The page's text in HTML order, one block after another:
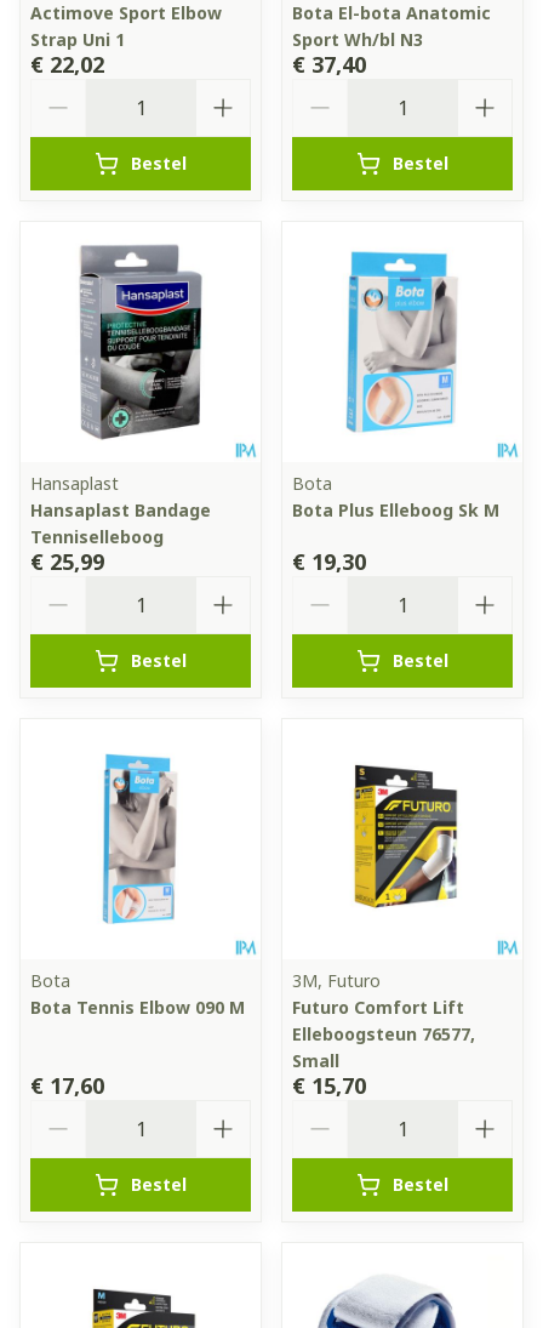
Actimove Sport Elbow
Strap Uni 1
€ 22,02
Bestel
Bota El-bota Anatomic
Sport Wh/bl N3
€ 37,40
Bestel
Hansaplast
Hansaplast Bandage
Tenniselleboog
€ 25,99
Bestel
Bota
Bota Plus Elleboog Sk M
€ 19,30
Bestel
Bota
Bota Tennis Elbow 090 M
€ 17,60
Bestel
3M, Futuro
Futuro Comfort Lift
Elleboogsteun 76577,
Small
€ 15,70
Bestel